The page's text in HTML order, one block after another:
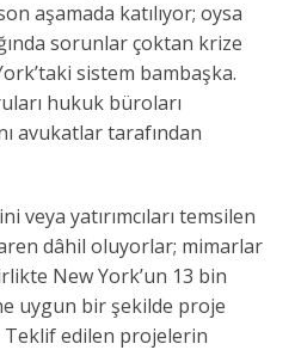
aşamada katılıyor; oysa
sorunlar çoktan krize
sistem bambaşka.
hukuk büroları
avukatlar tarafından
veya yatırımcıları temsilen
dâhil oluyorlar; mimarlar
New York’un 13 bin
uygun bir şekilde proje
Teklif edilen projelerin